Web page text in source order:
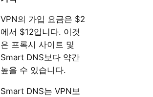
VPN의 가입 요금은 $2
에서 $12입니다. 이것
은 프록시 사이트 및
Smart DNS보다 약간
높을 수 있습니다.
Smart DNS는 VPN보